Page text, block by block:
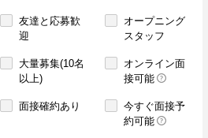
友達と応募歓
迎
オープニング
スタッフ
大量募集(10名
以上)
オンライン面
接可能
面接確約あり
今すぐ面接予
約可能